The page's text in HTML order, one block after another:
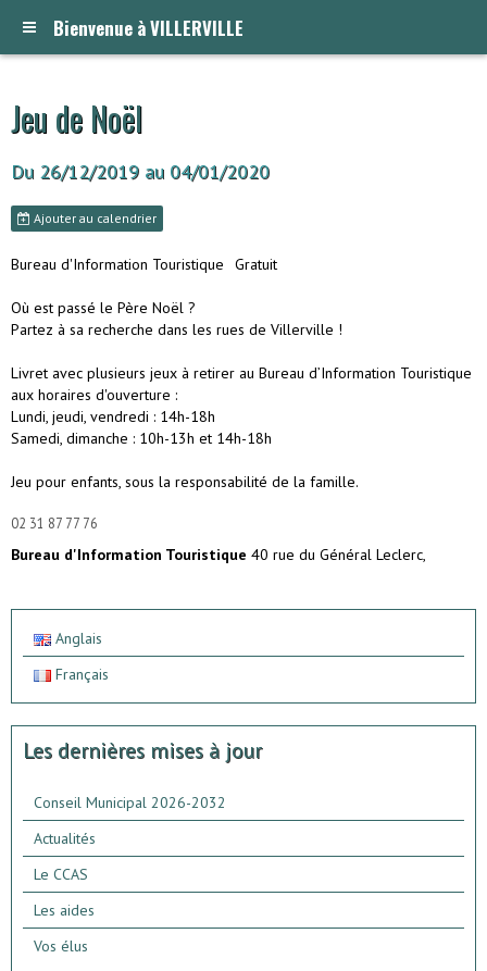
Bienvenue à VILLERVILLE
Jeu de Noël
Du 26/12/2019 au 04/01/2020
Ajouter au calendrier
Bureau d'Information Touristique Gratuit
Où est passé le Père Noël ?
Partez à sa recherche dans les rues de Villerville !
Livret avec plusieurs jeux à retirer au Bureau d’Information Touristique
aux horaires d'ouverture :
Lundi, jeudi, vendredi : 14h-18h
Samedi, dimanche : 10h-13h et 14h-18h
Jeu pour enfants, sous la responsabilité de la famille.
02 31 87 77 76
Bureau d'Information Touristique 40 rue du Général Leclerc,
Anglais
Français
Les dernières mises à jour
Conseil Municipal 2026-2032
Actualités
Le CCAS
Les aides
Vos élus